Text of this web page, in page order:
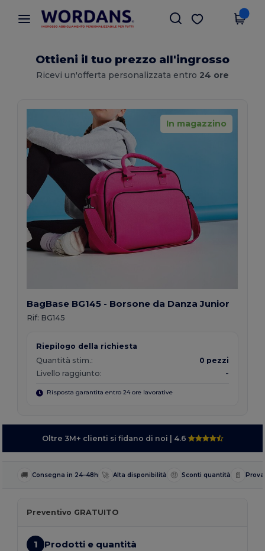
× App Wordans
Prezzi migliori sull'app!
Scarica app
Ottieni il tuo prezzo all'ingrosso
Ricevi un'offerta personalizzata entro 24 ore
In magazzino
BagBase BG145 - Borsone da Danza Junior
Rif: BG145
Riepilogo della richiesta
Quantità stim.:
0 pezzi
Livello raggiunto:
-
Risposta garantita entro 24 ore lavorative
Oltre 3M+ clienti si fidano di noi | 4.6
🚚 Consegna in 24–48h 🚀 Alta disponibilità 🤑 Sconti quantità 📄
Preventivo GRATUITO
1 Prodotti e quantità